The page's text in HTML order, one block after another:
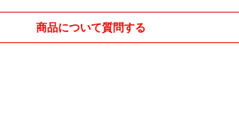
商品について質問する